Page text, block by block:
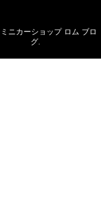
ミニカーショップ ロム ブロ
グ.